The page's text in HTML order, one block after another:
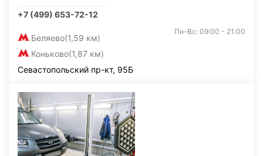
+7 (499) 653-72-12
Беляево(1,59 км)
Коньково(1,87 км)
Пн-Вс: 09:00 - 21:00
Севастопольский пр-кт, 95Б